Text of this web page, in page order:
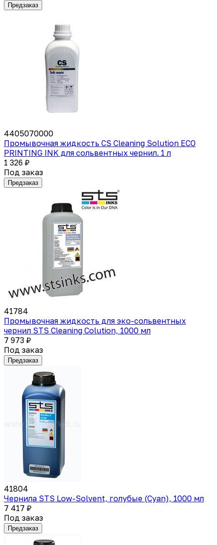
Предзаказ
4405070000
Промывочная жидкость CS Cleaning Solution ECO
PRINTING INK для сольвентных чернил. 1 л
1 326 ₽
Под заказ
Предзаказ
41784
Промывочная жидкость для эко-сольвентных
чернил STS Cleaning Colution, 1000 мл
7 973 ₽
Под заказ
Предзаказ
41804
Чернила STS Low-Solvent, голубые (Cyan), 1000 мл
7 417 ₽
Под заказ
Предзаказ